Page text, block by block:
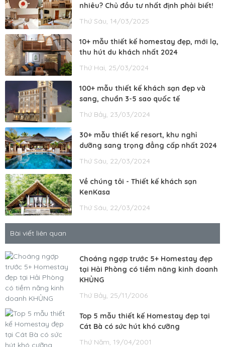
nhiêu? Chủ đầu tư nhất định phải biết!
Thứ Sáu, 14/03/2025
10+ mẫu thiết kế homestay đẹp, mới lạ,
thu hút du khách nhất 2024
Thứ Hai, 25/03/2024
100+ mẫu thiết kế khách sạn đẹp và
sang, chuẩn 3-5 sao quốc tế
Thứ Bảy, 23/03/2024
30+ mẫu thiết kế resort, khu nghỉ
dưỡng sang trọng đẳng cấp nhất 2024
Thứ Sáu, 22/03/2024
Về chúng tôi - Thiết kế khách sạn
KenKasa
Thứ Sáu, 22/03/2024
Bài viết liên quan
Choáng ngợp trước 5+ Homestay đẹp
tại Hải Phòng có tiềm năng kinh doanh
KHỦNG
Thứ Bảy, 25/11/2006
Top 5 mẫu thiết kế Homestay đẹp tại
Cát Bà có sức hút khó cưỡng
Thứ Năm, 19/04/2001